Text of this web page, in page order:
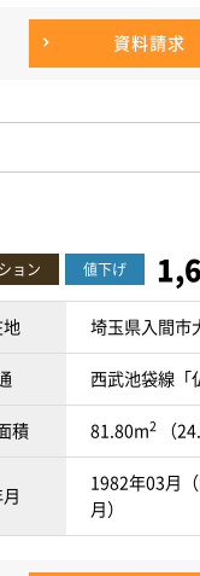
資料請求
ョン 値下げ
埼玉県入間市
西武池袋線
積 81.80m2 （
1982年03月
月）